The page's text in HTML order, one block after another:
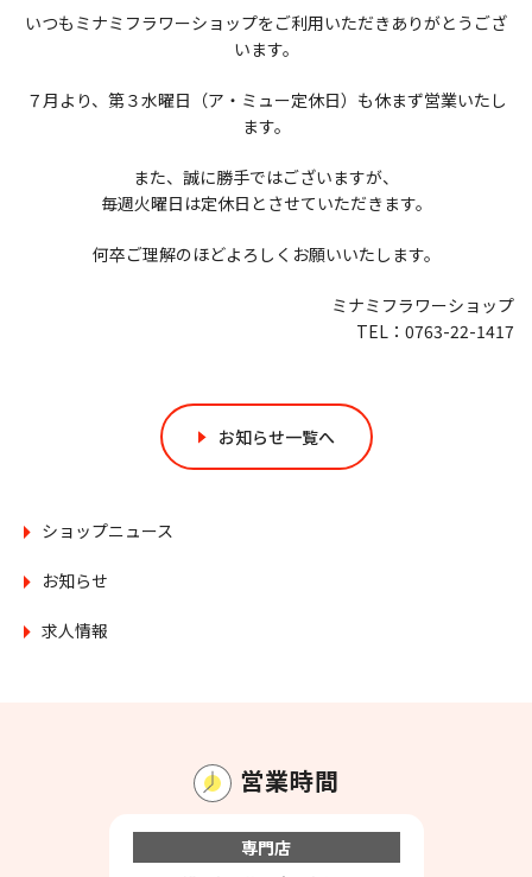
求人情報
いつもミナミフラワーショップをご利用いただきありがとうござ
います。
７月より、第３水曜日（ア・ミュー定休日）も休まず営業いたし
ます。
また、誠に勝手ではございますが、
毎週火曜日は定休日とさせていただきます。
何卒ご理解のほどよろしくお願いいたします。
ミナミフラワーショップ
TEL：0763-22-1417
お知らせ一覧へ
ショップニュース
お知らせ
求人情報
営業時間
専門店